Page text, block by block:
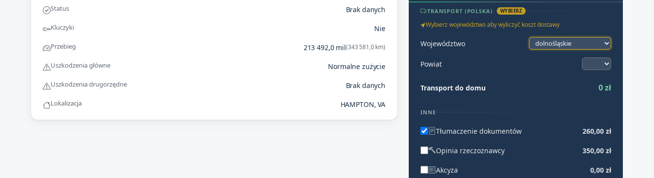
Status Brak danych
Kluczyki Nie
Przebieg 213 492,0 mil(343 581,0 km)
Uszkodzenia główne Normalne zużycie
Uszkodzenia drugorzędne Brak danych
Lokalizacja HAMPTON, VA
TRANSPORT (POLSKA) WYBIERZ
Wybierz województwo aby wyliczyć koszt dostawy
Województwo
Powiat
Transport do domu 0 zł
INNE
Tłumaczenie dokumentów 260,00 zł
Opinia rzeczoznawcy 350,00 zł
Akcyza 0,00 zł